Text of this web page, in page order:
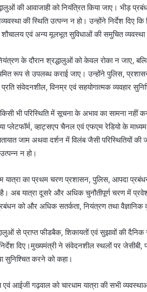
की आवाजाही को नियंत्रित किया जाए। भीड़
की स्थिति उत्पन्न न हो। उन्होंने निर्देश दिए कि
शौचालय एवं अन्य मूलभूत सुविधाओं की समुचित व्यवस्था
के दौरान श्रद्धालुओं को केवल रोका न जाए,
रूप से उपलब्ध कराई जाए। उन्होंने पुलिस,
संवेदनशील, विनम्र एवं सहयोगात्मक व्यवहार
किसी भी परिस्थिति में सूचना के अभाव का सामना नहीं
प्लेटफॉर्म, व्हाट्सएप चैनल एवं एफएम रेडियो के
जाम अथवा दर्शन में विलंब जैसी परिस्थितियों
न हो।
यात्रा का प्रथम चरण प्रशासन, पुलिस, आपदा
अब यात्रा दूसरे और अधिक चुनौतीपूर्ण चरण में
को और अधिक सतर्कता, नियंत्रण तथा वैज्ञानिक
से प्राप्त फीडबैक, शिकायतों एवं सुझावों की
दिए।मुख्यमंत्री ने संवेदनशील स्थलों पर
सुनिश्चित करने को कहा।
आईजी गढ़वाल को चारधाम यात्रा की सभी